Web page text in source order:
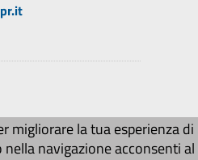
s.r.l.© 2026
migliorare la tua esperienza di
navigazione acconsenti al